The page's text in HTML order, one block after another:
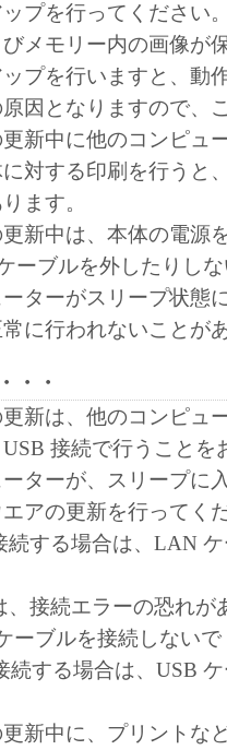
プを行ってください
メモリー内の画像が
プを行いますと、動
因となりますので、
新中に他のコンピュ
対する印刷を行うと
ます。
新中は、本体の電源
ーブルを外したりし
ターがスリープ状態
に行われないことが
・・
新は、他のコンピュ
接続で行うことを
ターが、スリープに
アの更新を行ってく
続する場合は、LAN
、接続エラーの恐れが
ーブルを接続しない
続する場合は、USB
新中に、プリントな